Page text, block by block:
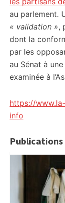
au parlement.
« validation »,
dont la
par les
au Sénat à
examinée à
https://
info
Publications